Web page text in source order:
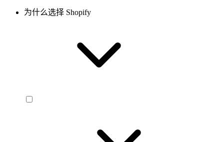
为什么选择 Shopify